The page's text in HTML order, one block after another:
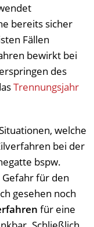
bereits sicher
Fällen
bewirkt bei
des
Trennungsjahr
welche
bei der
bspw.
für den
gesehen noch
für eine